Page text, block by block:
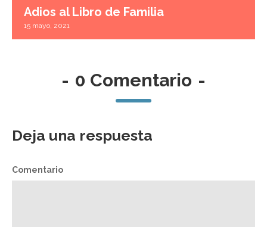
Adios al Libro de Familia
15 mayo, 2021
- 0 Comentario -
Deja una respuesta
Comentario